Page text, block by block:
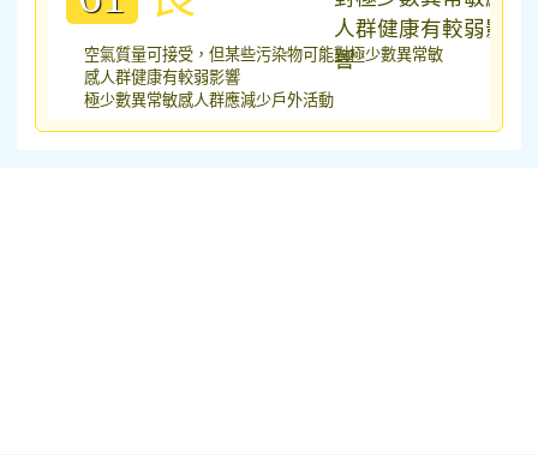
空氣質量可接受，但某些污染物可能對極少數異常敏
感人群健康有較弱影響
極少數異常敏感人群應減少戶外活動